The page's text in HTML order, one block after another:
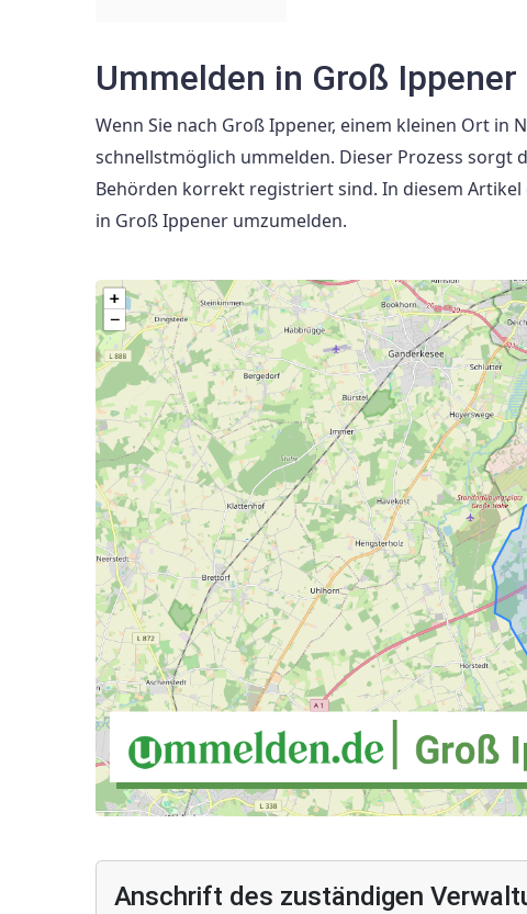
Ummelden in Groß
Wenn Sie nach Groß Ippener, einem kleinen Ort in
schnellstmöglich ummelden. Dieser Prozess sorgt
Behörden korrekt registriert sind. In diesem Artikel
in Groß Ippener umzumelden.
Anschrift des zuständigen